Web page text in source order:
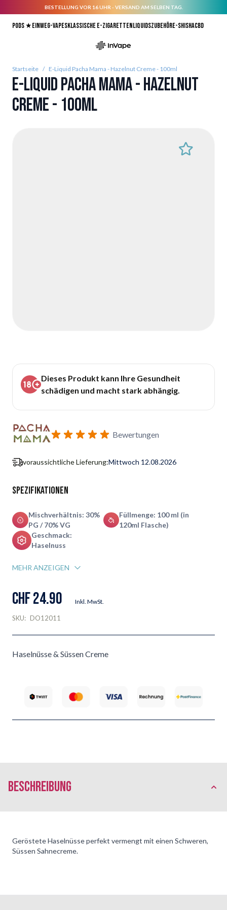
BESTELLUNG VOR 16 UHR - VERSAND AM SELBEN TAG.
Pods ★Einweg-VapesKlassische E-ZigarettenLiquidsZubehörE-ShishaCBD
Startseite / E-Liquid Pacha Mama - Hazelnut Creme - 100ml
E-Liquid Pacha Mama - Hazelnut
Creme - 100ml
Dieses Produkt kann Ihre Gesundheit
schädigen und macht stark abhängig.
Bewertungen
voraussichtliche Lieferung:Mittwoch 12.08.2026
Spezifikationen
Mischverhältnis: 30%
PG / 70% VG
Füllmenge: 100 ml (in
120ml Flasche)
Geschmack:
Haselnuss
MEHR ANZEIGEN
CHF 24.90 Inkl. MwSt.
SKU: DO12011
Haselnüsse & Süssen Creme
Beschreibung
Geröstete Haselnüsse perfekt vermengt mit einen Schweren,
Süssen Sahnecreme.